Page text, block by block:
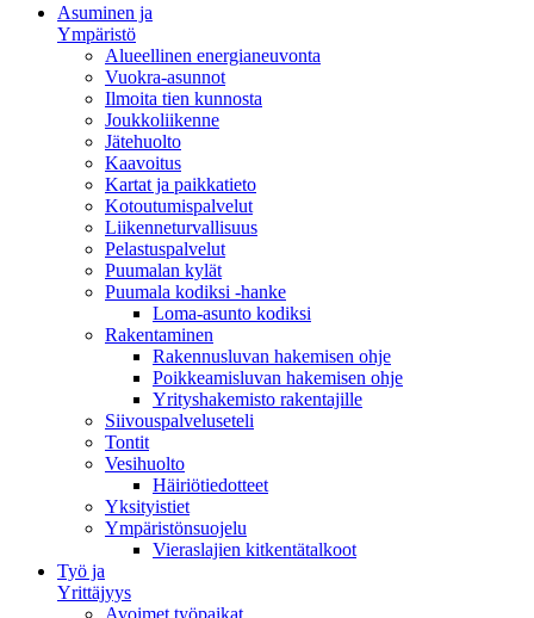
Asuminen ja
Ympäristö
Alueellinen energianeuvonta
Vuokra-asunnot
Ilmoita tien kunnosta
Joukkoliikenne
Jätehuolto
Kaavoitus
Kartat ja paikkatieto
Kotoutumispalvelut
Liikenneturvallisuus
Pelastuspalvelut
Puumalan kylät
Puumala kodiksi -hanke
Loma-asunto kodiksi
Rakentaminen
Rakennusluvan hakemisen ohje
Poikkeamisluvan hakemisen ohje
Yrityshakemisto rakentajille
Siivouspalveluseteli
Tontit
Vesihuolto
Häiriötiedotteet
Yksityistiet
Ympäristönsuojelu
Vieraslajien kitkentätalkoot
Työ ja
Yrittäjyys
Avoimet työpaikat